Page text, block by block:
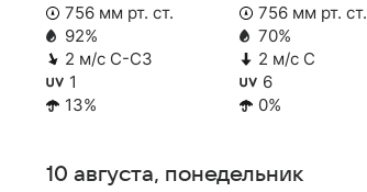
756 мм рт. ст.
92%
2 м/с С-СЗ
1
13%
756 мм рт. ст.
70%
2 м/с С
6
0%
10 августа, понедельник